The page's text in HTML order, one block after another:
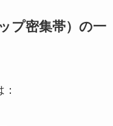
プ密集帯）の一